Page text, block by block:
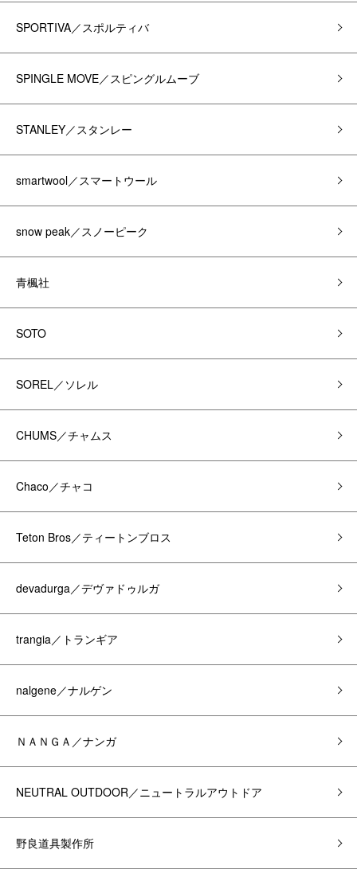
SPORTIVA／スポルティバ
SPINGLE MOVE／スピングルムーブ
STANLEY／スタンレー
smartwool／スマートウール
snow peak／スノーピーク
青楓社
SOTO
SOREL／ソレル
CHUMS／チャムス
Chaco／チャコ
Teton Bros／ティートンブロス
devadurga／デヴァドゥルガ
trangia／トランギア
nalgene／ナルゲン
ＮＡＮＧＡ／ナンガ
NEUTRAL OUTDOOR／ニュートラルアウトドア
野良道具製作所